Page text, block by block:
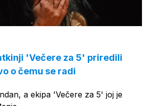
'Večere za 5' priredili
o čemu se radi
a ekipa 'Večere za 5' joj je